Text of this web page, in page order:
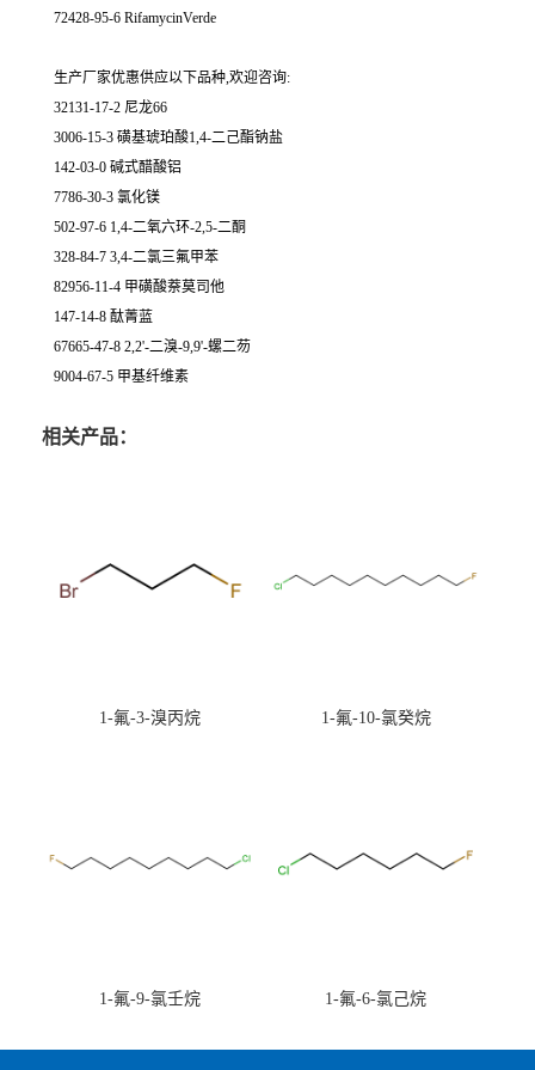
72428-95-6 RifamycinVerde
生产厂家优惠供应以下品种,欢迎咨询:
32131-17-2 尼龙66
3006-15-3 磺基琥珀酸1,4-二己酯钠盐
142-03-0 碱式醋酸铝
7786-30-3 氯化镁
502-97-6 1,4-二氧六环-2,5-二酮
328-84-7 3,4-二氯三氟甲苯
82956-11-4 甲磺酸萘莫司他
147-14-8 酞菁蓝
67665-47-8 2,2'-二溴-9,9'-螺二芴
9004-67-5 甲基纤维素
相关产品：
1-氟-3-溴丙烷 1-氟-10-氯癸烷
1-氟-9-氯壬烷 1-氟-6-氯己烷